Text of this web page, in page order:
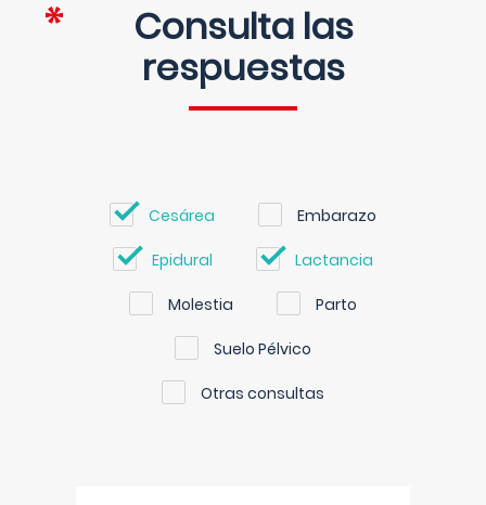
Consulta las
respuestas
Cesárea Embarazo
Epidural Lactancia
Molestia Parto
Suelo Pélvico
Otras consultas